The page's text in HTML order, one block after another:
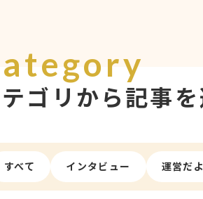
ゴリから記事
すべて インタビュー 運営だ